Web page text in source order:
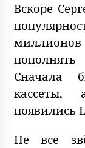
Вскоре
Сначала
кассеты,
появились
Не все